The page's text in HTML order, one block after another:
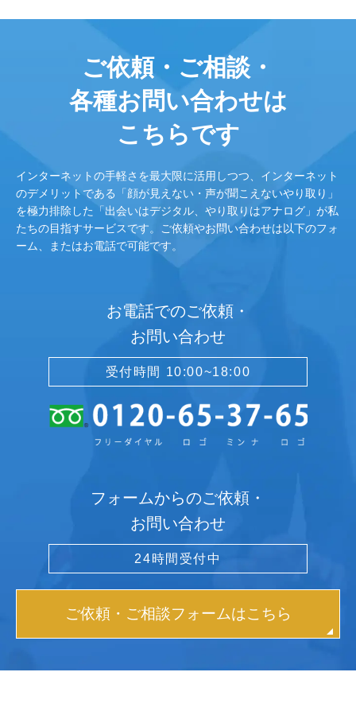
ご依頼・ご相談・
各種お問い合わせは
こちらです
インターネットの手軽さを最大限に活用しつつ、インターネット
のデメリットである「顔が見えない・声が聞こえないやり取り」
を極力排除した「出会いはデジタル、やり取りはアナログ」が私
たちの目指すサービスです。ご依頼やお問い合わせは以下のフォ
ーム、またはお電話で可能です。
お電話でのご依頼・
お問い合わせ
受付時間 10:00~18:00
フォームからのご依頼・
お問い合わせ
24時間受付中
ご依頼・ご相談フォームはこちら